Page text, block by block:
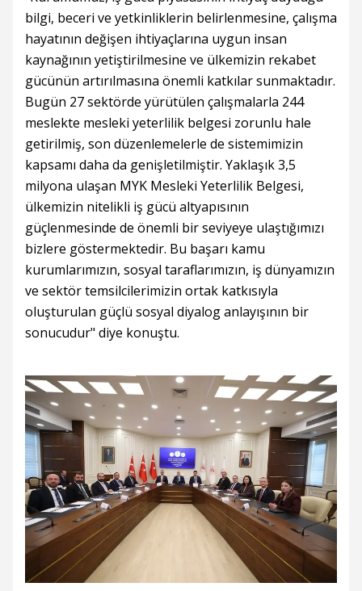
bilgi, beceri ve yetkinliklerin belirlenmesine, çalışma
hayatının değişen ihtiyaçlarına uygun insan
kaynağının yetiştirilmesine ve ülkemizin rekabet
gücünün artırılmasına önemli katkılar sunmaktadır.
Bugün 27 sektörde yürütülen çalışmalarla 244
meslekte mesleki yeterlilik belgesi zorunlu hale
getirilmiş, son düzenlemelerle de sistemimizin
kapsamı daha da genişletilmiştir. Yaklaşık 3,5
milyona ulaşan MYK Mesleki Yeterlilik Belgesi,
ülkemizin nitelikli iş gücü altyapısının
güçlenmesinde de önemli bir seviyeye ulaştığımızı
bizlere göstermektedir. Bu başarı kamu
kurumlarımızın, sosyal taraflarımızın, iş dünyamızın
ve sektör temsilcilerimizin ortak katkısıyla
oluşturulan güçlü sosyal diyalog anlayışının bir
sonucudur" diye konuştu.